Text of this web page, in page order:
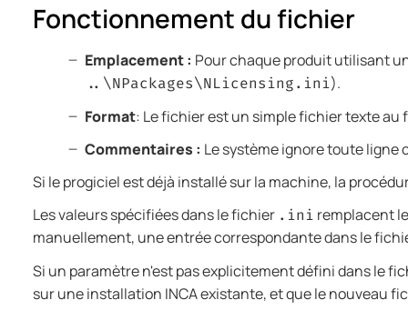
Fonctionnement du fichier
Emplacement : Pour chaque produit utilisant
..\NPackages\NLicensing.ini).
Format: Le fichier est un simple fichier texte au
Commentaires : Le système ignore toute
Si le progiciel est déjà installé sur la machine, la
Les valeurs spécifiées dans le fichier .ini remplacent
manuellement, une entrée correspondante dans le
Si un paramètre n'est pas explicitement défini dans le
sur une installation INCA existante, et que le nouveau